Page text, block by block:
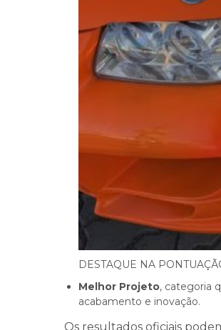
DESTAQUE NA
Melhor Projeto, categoria
acabamento e inovação.
Os resultados oficiais